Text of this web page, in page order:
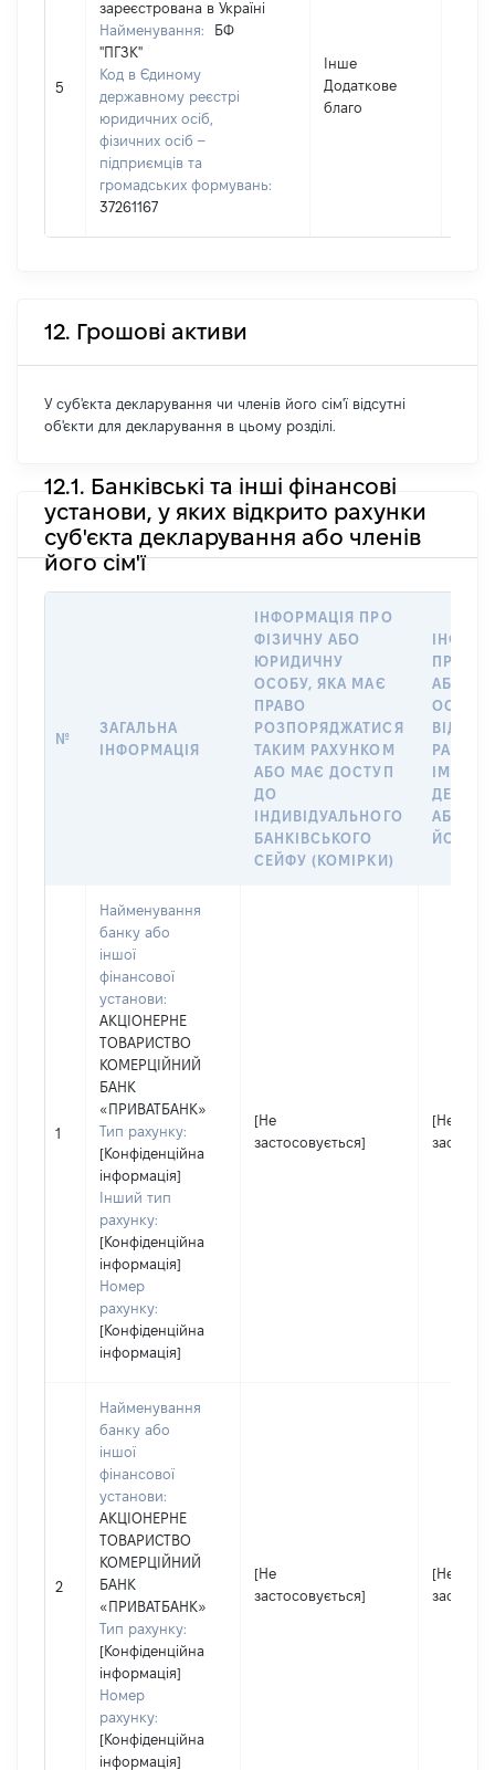
5
зареєстрована в Україні
Найменування:
БФ
"ПГЗК"
Код в Єдиному
державному реєстрі
юридичних осіб,
фізичних осіб –
підприємців та
громадських формувань:
37261167
Інше
Додаткове
благо
12. Грошові активи
У суб'єкта декларування чи членів його сім'ї відсутні
об'єкти для декларування в цьому розділі.
12.1. Банківські та інші фінансові
установи, у яких відкрито рахунки
суб'єкта декларування або членів
його сім'ї
№
ЗАГАЛЬНА
ІНФОРМАЦІЯ
ІНФОРМАЦІЯ ПРО
ФІЗИЧНУ АБО
ЮРИДИЧНУ
ОСОБУ, ЯКА МАЄ
ПРАВО
РОЗПОРЯДЖАТИСЯ
ТАКИМ РАХУНКОМ
АБО МАЄ ДОСТУП
ДО
ІНДИВІДУАЛЬНОГО
БАНКІВСЬКОГО
СЕЙФУ (КОМІРКИ)
ПРО
АБО
ОСОБУ,
ІМ’Я
АБО
ЙОГО
1
Найменування
банку або
іншої
фінансової
установи:
АКЦІОНЕРНЕ
ТОВАРИСТВО
КОМЕРЦІЙНИЙ
БАНК
«ПРИВАТБАНК»
Тип рахунку:
[Конфіденційна
інформація]
Інший тип
рахунку:
[Конфіденційна
інформація]
Номер
рахунку:
[Конфіденційна
інформація]
[Не
застосовується]
[Не
2
Найменування
банку або
іншої
фінансової
установи:
АКЦІОНЕРНЕ
ТОВАРИСТВО
КОМЕРЦІЙНИЙ
БАНК
«ПРИВАТБАНК»
Тип рахунку:
[Конфіденційна
інформація]
Номер
рахунку:
[Конфіденційна
інформація]
[Не
застосовується]
[Не